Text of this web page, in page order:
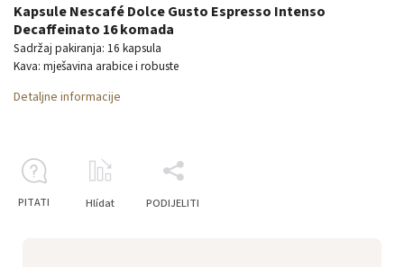
Kapsule Nescafé Dolce Gusto Espresso Intenso
Decaffeinato 16 komada
Sadržaj pakiranja: 16 kapsula
Kava: mješavina arabice i robuste
Detaljne informacije
PITATI Hlídat PODIJELITI